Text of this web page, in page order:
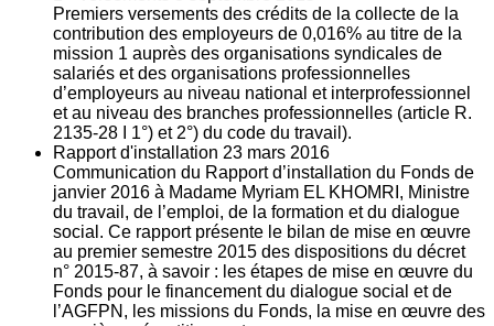
Premiers versements des crédits de la collecte de la
contribution des employeurs de 0,016% au titre de la
mission 1 auprès des organisations syndicales de
salariés et des organisations professionnelles
d’employeurs au niveau national et interprofessionnel
et au niveau des branches professionnelles (article R.
2135‐28 I 1°) et 2°) du code du travail).
Rapport d'installation 23 mars 2016
Communication du Rapport d’installation du Fonds de
janvier 2016 à Madame Myriam EL KHOMRI, Ministre
du travail, de l’emploi, de la formation et du dialogue
social. Ce rapport présente le bilan de mise en œuvre
au premier semestre 2015 des dispositions du décret
n° 2015-87, à savoir : les étapes de mise en œuvre du
Fonds pour le financement du dialogue social et de
l’AGFPN, les missions du Fonds, la mise en œuvre des